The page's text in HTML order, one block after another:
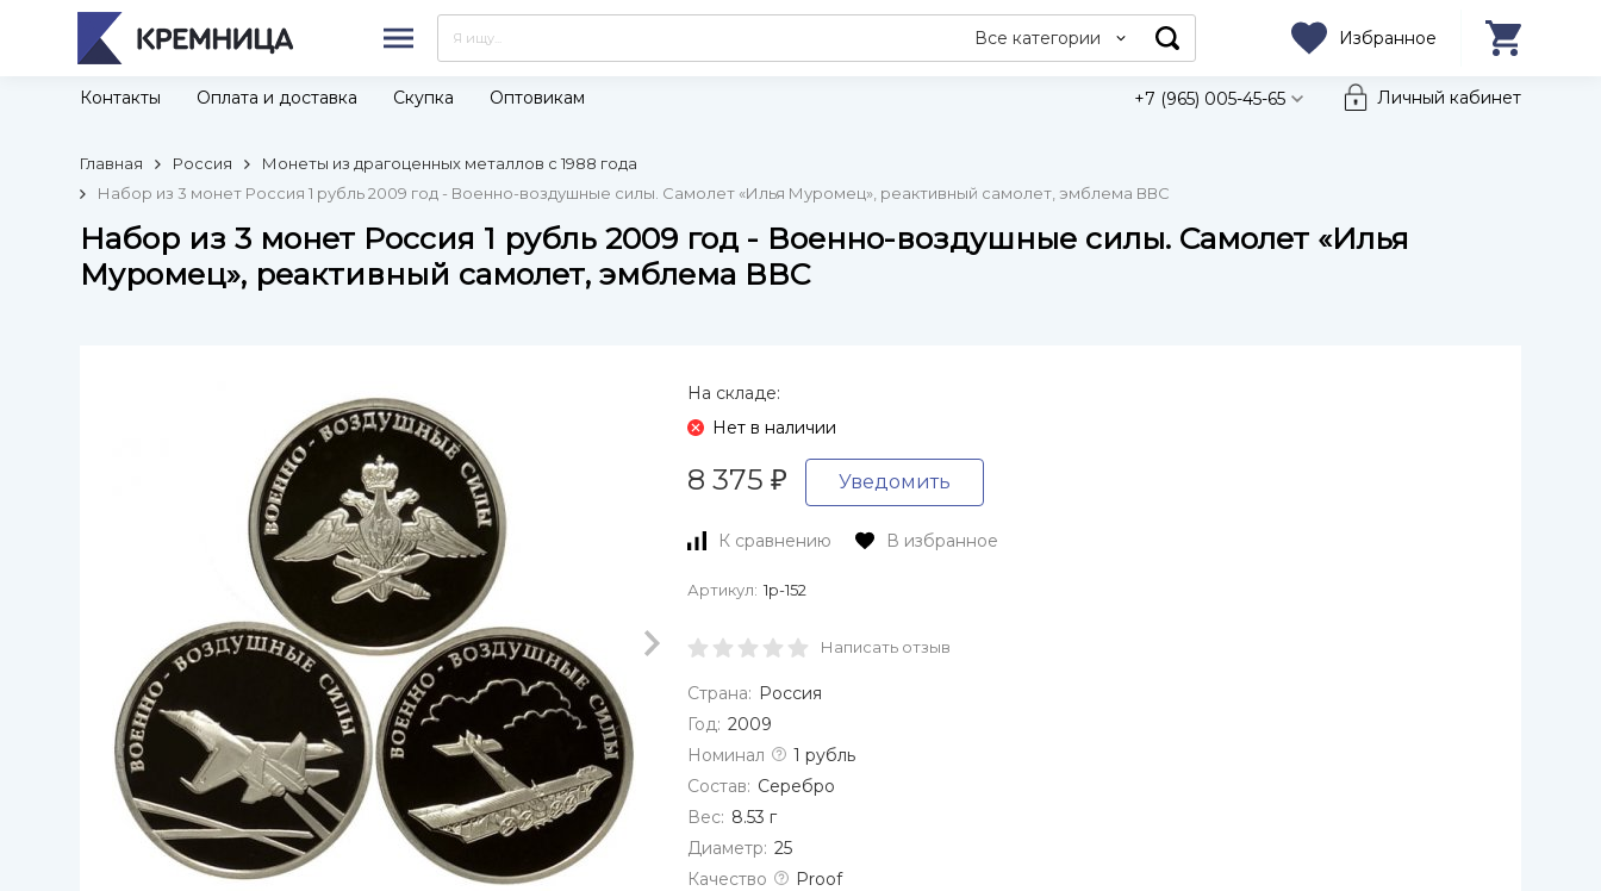
Все категории Избранное
Контакты Оплата и доставка Скупка Оптовикам +7 (965) 005-45-65 Личный кабинет
Главная Россия
Монеты из драгоценных металлов с 1988 года
Набор из 3 монет Россия 1 рубль 2009 год - Военно-воздушные силы. Самолет «Илья Муромец», реактивный самолет, эмблема ВВС
Набор из 3 монет Россия 1 рубль 2009 год - Военно-воздушные силы. Самолет «Илья
Муромец», реактивный самолет, эмблема ВВС
На складе:
Нет в наличии
8 375 ₽ Уведомить
К сравнению В избранное
Артикул: 1р-152
Написать отзыв
Страна: Россия
Год: 2009
Номинал
1 рубль
Состав: Серебро
Вес: 8.53 г
Диаметр: 25
Качество
Proof